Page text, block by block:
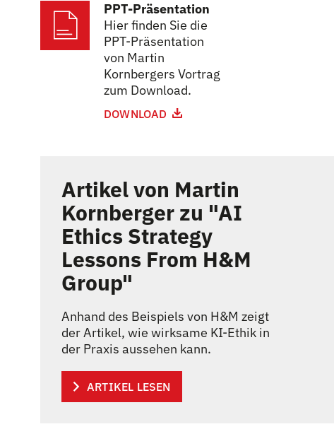
PPT-Präsentation
Hier finden Sie die
PPT-Präsentation
von Martin
Kornbergers Vortrag
zum Download.
DOWNLOAD
Artikel von Martin
Kornberger zu "AI
Ethics Strategy
Lessons From H&M
Group"
Anhand des Beispiels von H&M zeigt
der Artikel, wie wirksame KI-Ethik in
der Praxis aussehen kann.
ARTIKEL LESEN